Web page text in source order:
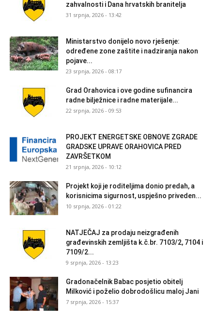
zahvalnosti i Dana hrvatskih branitelja
31 srpnja, 2026 - 13:42
Ministarstvo donijelo novo rješenje:
određene zone zaštite i nadziranja nakon
pojave...
23 srpnja, 2026 - 08:17
Grad Orahovica i ove godine sufinancira
radne bilježnice i radne materijale...
22 srpnja, 2026 - 09:53
PROJEKT ENERGETSKE OBNOVE ZGRADE
GRADSKE UPRAVE ORAHOVICA PRED
ZAVRŠETKOM
21 srpnja, 2026 - 10:12
Projekt koji je roditeljima donio predah, a
korisnicima sigurnost, uspješno priveden...
10 srpnja, 2026 - 01:22
NATJEČAJ za prodaju neizgrađenih
građevinskih zemljišta k.č.br. 7103/2, 7104 i
7109/2...
9 srpnja, 2026 - 13:23
Gradonačelnik Babac posjetio obitelj
Milković i poželio dobrodošlicu maloj Jani
7 srpnja, 2026 - 15:37